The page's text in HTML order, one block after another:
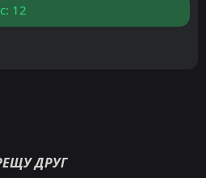
12
ДРУГ